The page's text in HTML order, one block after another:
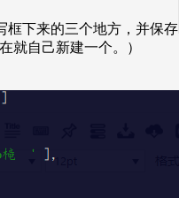
框下来的三个地方，并保存
就自己新建一个。）